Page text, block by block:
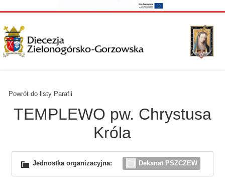
Powrót do listy Parafii
TEMPLEWO pw. Chrystusa
Króla
Jednostka organizacyjna: Dekanat PSZCZEW